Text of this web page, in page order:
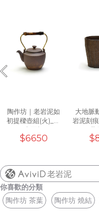
陶作坊｜老岩泥如
初提樑壺組(火)_一
壺兩杯
$6650
大地脈
岩泥刻痕
(工藝
老岩泥
你喜歡的分類
陶作坊 茶葉
陶作坊 燒結